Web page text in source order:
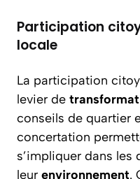
Participation
locale
La participation
levier de
conseils de quartier
concertation
s’impliquer dans
leur environnement.